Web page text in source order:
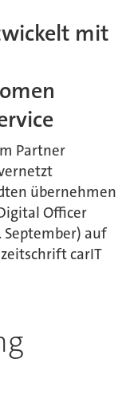
mit
Partner
übernehmen
Officer
September) auf
carIT